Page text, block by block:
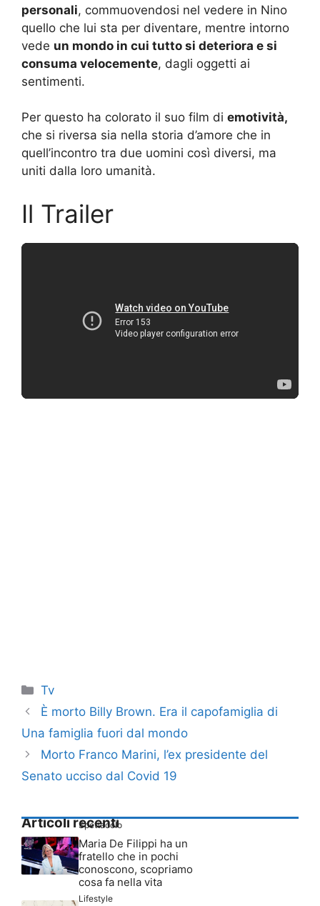
personali, commuovendosi nel vedere in Nino
quello che lui sta per diventare, mentre intorno
vede un mondo in cui tutto si deteriora e si
consuma velocemente, dagli oggetti ai
sentimenti.
Per questo ha colorato il suo film di emotività,
che si riversa sia nella storia d’amore che in
quell’incontro tra due uomini così diversi, ma
uniti dalla loro umanità.
Il Trailer
Categorie
Tv
È morto Billy Brown. Era il capofamiglia di
Una famiglia fuori dal mondo
Morto Franco Marini, l’ex presidente del
Senato ucciso dal Covid 19
Articoli recenti
Spettacolo
Maria De Filippi ha un
fratello che in pochi
conoscono, scopriamo
cosa fa nella vita
Lifestyle